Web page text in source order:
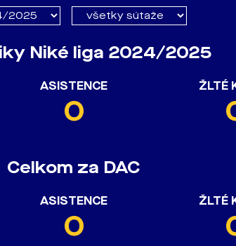
Niké liga 2024/2025
ASISTENCE
0
ŽLTÉ
Celkom za DAC
ASISTENCE
0
ŽLTÉ